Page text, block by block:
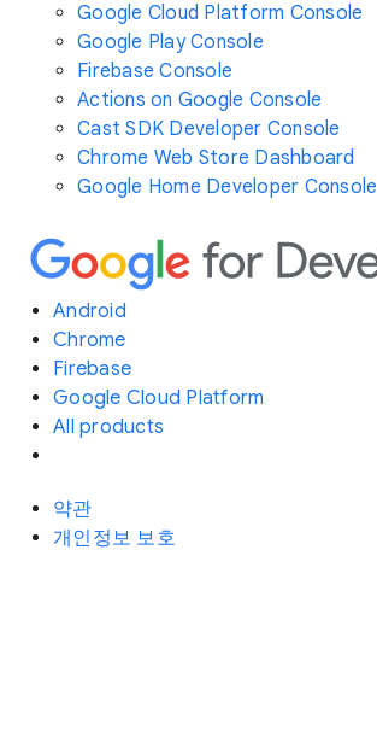
Google Cloud Platform Console
Google Play Console
Firebase Console
Actions on Google Console
Cast SDK Developer Console
Chrome Web Store Dashboard
Google Home Developer Console
Android
Chrome
Firebase
Google Cloud Platform
All products
약관
개인정보 보호